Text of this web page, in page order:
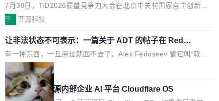
berg V3 格式。
7月30日，TiD2026质量竞争力大会在北京中关村国家自主创新示
范区会议中心开幕。本届大会由中关村智联软件服务业质量创新联
题，直面AI从实验室走向规模化产业落地的核心质量命题。会上，
《2026智能研发生产力工具选型手册》发布，Testin云测的Testin
XAgent智能测试系统入选AI测试领域代表产品。对CIO而言，这提
示了一个转变：AI测试正在从效率工具升级为企业的质量基础设
施。 CIO面对的新现实 过去两年，CIO们的焦虑清单上多了两项：
开 开源科技
让非法状态不可表示：一篇关于 ADT 的帖子在 Reddit
火了
有一种东西，一旦用过就回不去了。Alex Fedoseev 管它叫"软件
设计的基石"。 他说的东西不新鲜——代数数据类型（ADT），尤
其是和类型（sum type）。但他说清楚了一件事：这不是类型系统
的学术体操，是日常编码的思维方式。 文章从一个简单的例子切
局
Cloudflare 开源内部企业 AI 平台 Cloudflare OS